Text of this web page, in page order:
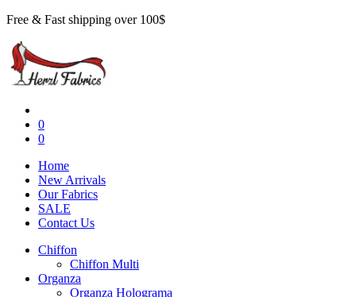
Free & Fast shipping over 100$
0
0
Home
New Arrivals
Our Fabrics
SALE
Contact Us
Chiffon
Chiffon Multi
Organza
Organza Holograma